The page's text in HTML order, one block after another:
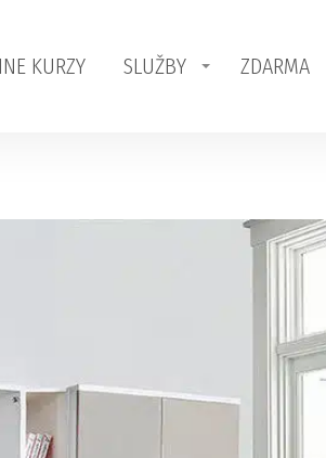
KURZY SLUŽBY ZDARMA